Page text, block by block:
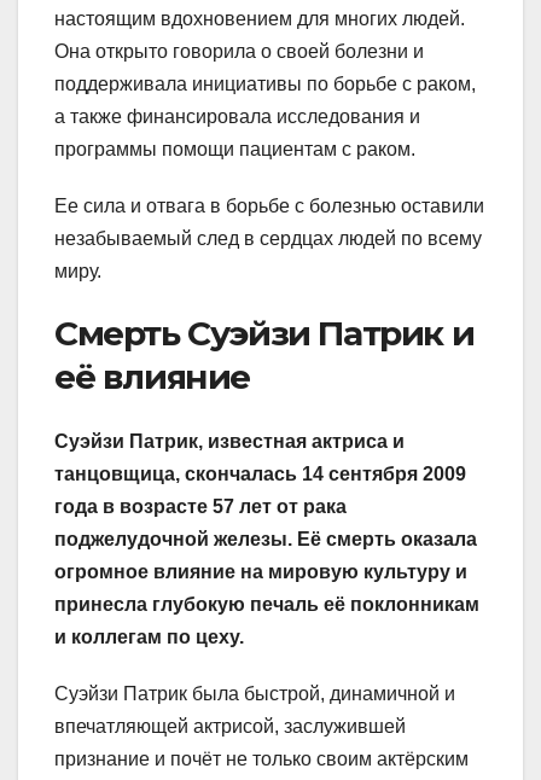
настоящим вдохновением для многих людей.
Она открыто говорила о своей болезни и
поддерживала инициативы по борьбе с раком,
а также финансировала исследования и
программы помощи пациентам с раком.
Ее сила и отвага в борьбе с болезнью оставили
незабываемый след в сердцах людей по всему
миру.
Смерть Суэйзи Патрик и
её влияние
Суэйзи Патрик, известная актриса и
танцовщица, скончалась 14 сентября 2009
года в возрасте 57 лет от рака
поджелудочной железы. Её смерть оказала
огромное влияние на мировую культуру и
принесла глубокую печаль её поклонникам
и коллегам по цеху.
Суэйзи Патрик была быстрой, динамичной и
впечатляющей актрисой, заслужившей
признание и почёт не только своим актёрским